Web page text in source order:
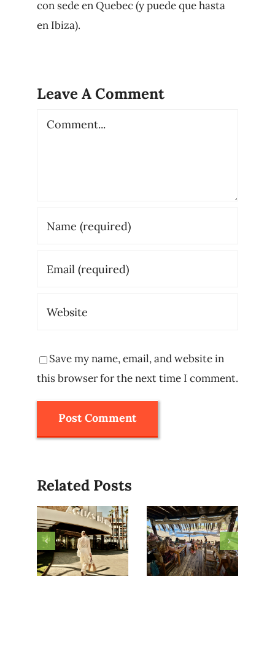
con sede en Quebec (y puede que hasta
en Ibiza).
Leave A Comment
Comment
Save my name, email, and website in
this browser for the next time I comment.
Related Posts
Un